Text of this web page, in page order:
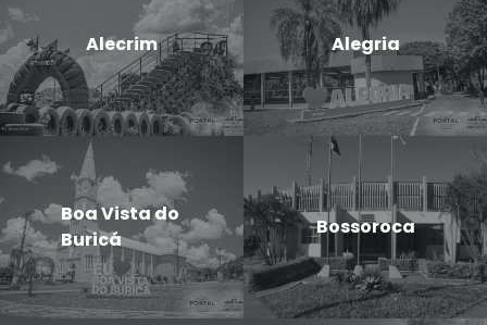
Alecrim Alegria
Boa Vista do
Buricá
Bossoroca